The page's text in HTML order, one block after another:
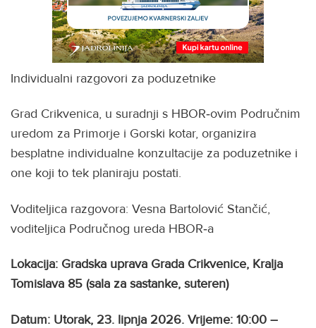
Individualni razgovori za poduzetnike
Grad Crikvenica, u suradnji s HBOR‑ovim Područnim
uredom za Primorje i Gorski kotar, organizira
besplatne individualne konzultacije za poduzetnike i
one koji to tek planiraju postati.
Voditeljica razgovora: Vesna Bartolović Stančić,
voditeljica Područnog ureda HBOR‑a
Lokacija: Gradska uprava Grada Crikvenice, Kralja
Tomislava 85 (sala za sastanke, suteren)
Datum: Utorak, 23. lipnja 2026. Vrijeme: 10:00 –